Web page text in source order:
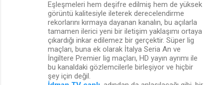
Eşleşmeleri hem deşifre edilmiş hem de yüksek
görüntü kalitesiyle ileterek derecelendirme
rekorlarını kırmaya dayanan kanalın, bu açılarla
tamamen ilerici yeni bir iletişim yaklaşımı ortaya
çıkardığı inkar edilemez bir gerçektir. Süper lig
maçları, buna ek olarak İtalya Seria An ve
İngiltere Premier lig maçları, HD yayın ayrımı ile
bu kanaldaki gözlemcilerle birleşiyor ve hiçbir
şey için değil.